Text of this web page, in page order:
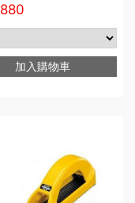
880
加入購物車